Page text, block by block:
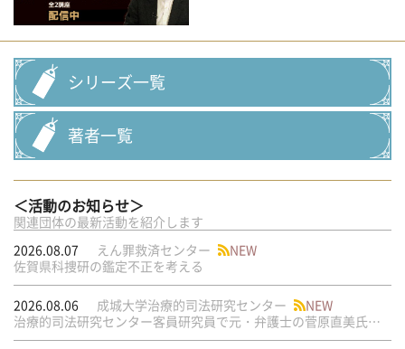
シリーズ一覧
著者一覧
＜活動のお知らせ＞
関連団体の最新活動を紹介します
2026.08.07
えん罪救済センター
NEW
佐賀県科捜研の鑑定不正を考える
2026.08.06 成城大学治療的司法研究センター
NEW
治療的司法研究センター客員研究員で元・弁護士の菅原直美氏の論文が公刊されました